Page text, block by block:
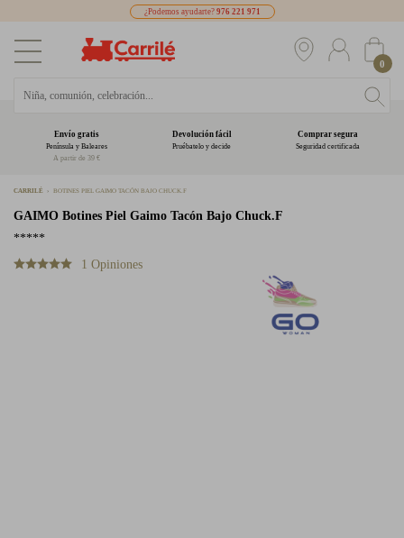
¿Podemos ayudarte? 976 221 971
0
Envío gratis
Península y Baleares
A partir de 39 €
Devolución fácil
Pruébatelo y decide
Comprar segura
Seguridad certificada
CARRILÉ BOTINES PIEL GAIMO TACÓN BAJO CHUCK.F
GAIMO Botines Piel Gaimo Tacón Bajo Chuck.F
*****
1 Opiniones